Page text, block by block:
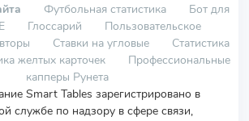
Футбольная статистика
Бот для
Глоссарий
Пользовательское
Ставки на угловые
Статистика
желтых карточек
Профессиональные
капперы Рунета
Smart Tables зарегистрировано в
службе по надзору в сфере связи,